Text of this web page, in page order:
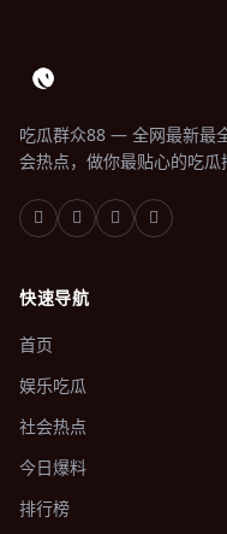
吃瓜群众88 — 全网最新最
会热点，做你最贴心的吃瓜
快速导航
首页
娱乐吃瓜
社会热点
今日爆料
排行榜